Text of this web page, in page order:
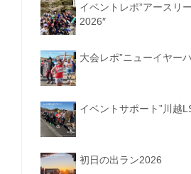
イベントレポ”アースリ
2026″
大会レポ”ニューイヤー
イベントサポート”川越
初日の出ラン2026